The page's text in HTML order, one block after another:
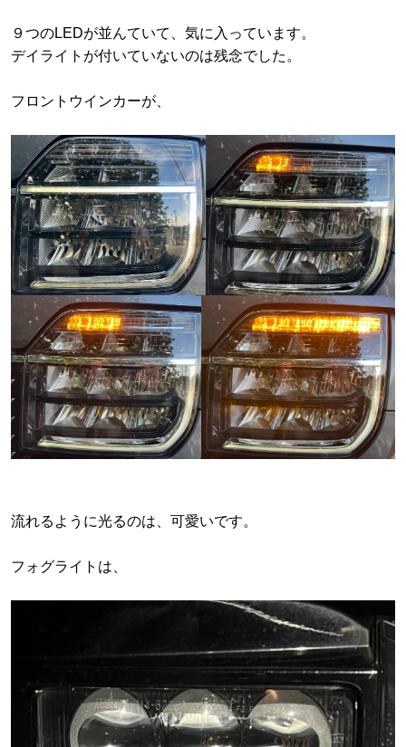
９つのLEDが並んていて、気に入っています。
デイライトが付いていないのは残念でした。
フロントウインカーが、
流れるように光るのは、可愛いです。
フォグライトは、